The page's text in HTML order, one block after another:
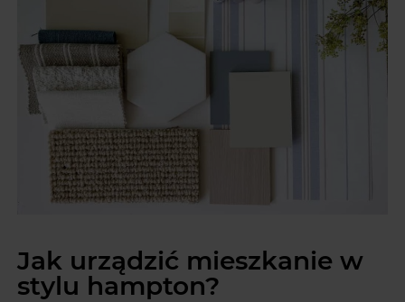
Jak urządzić mieszkanie w
stylu hampton?